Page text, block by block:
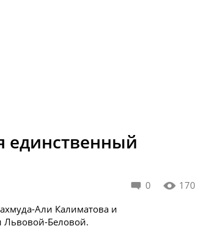
единственный
0 170
Али Калиматова и
Львовой-Беловой.